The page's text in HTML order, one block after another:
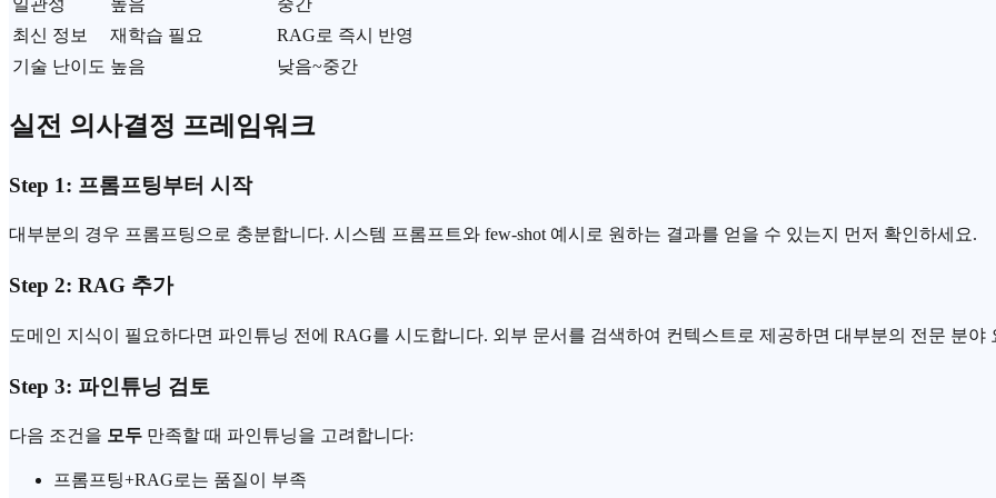
최신 정보
재학습 필요
RAG로 즉시 반영
기술 난이도 높음 낮음~중간
실전 의사결정 프레임워크
Step 1: 프롬프팅부터 시작
대부분의 경우 프롬프팅으로 충분합니다. 시스템 프롬프트와 few-shot 예시로 원하는 결과를 얻을 수 있는지 먼저 확인하세요.
Step 2: RAG 추가
도메인 지식이 필요하다면 파인튜닝 전에 RAG를 시도합니다. 외부 문서를 검색하여 컨텍스트로 제공하면 대부분의 전문 분야
Step 3: 파인튜닝 검토
다음 조건을 모두 만족할 때 파인튜닝을 고려합니다:
프롬프팅+RAG로는 품질이 부족